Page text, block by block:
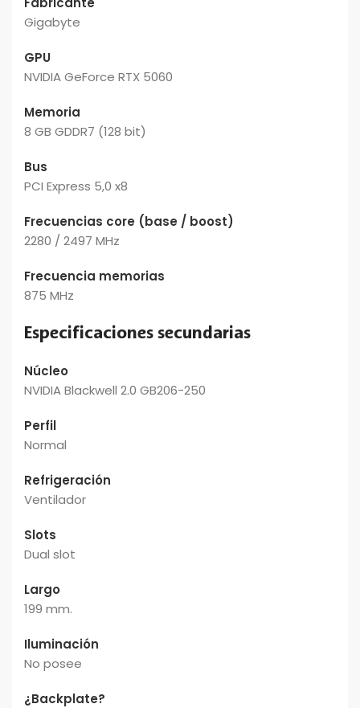
Gigabyte
GPU
NVIDIA GeForce RTX 5060
Memoria
8 GB GDDR7 (128 bit)
Bus
PCI Express 5,0 x8
Frecuencias core (base / boost)
2280 / 2497 MHz
Frecuencia memorias
875 MHz
Especificaciones secundarias
Núcleo
NVIDIA Blackwell 2.0 GB206-250
Perfil
Normal
Refrigeración
Ventilador
Slots
Dual slot
Largo
199 mm.
Iluminación
No posee
¿Backplate?